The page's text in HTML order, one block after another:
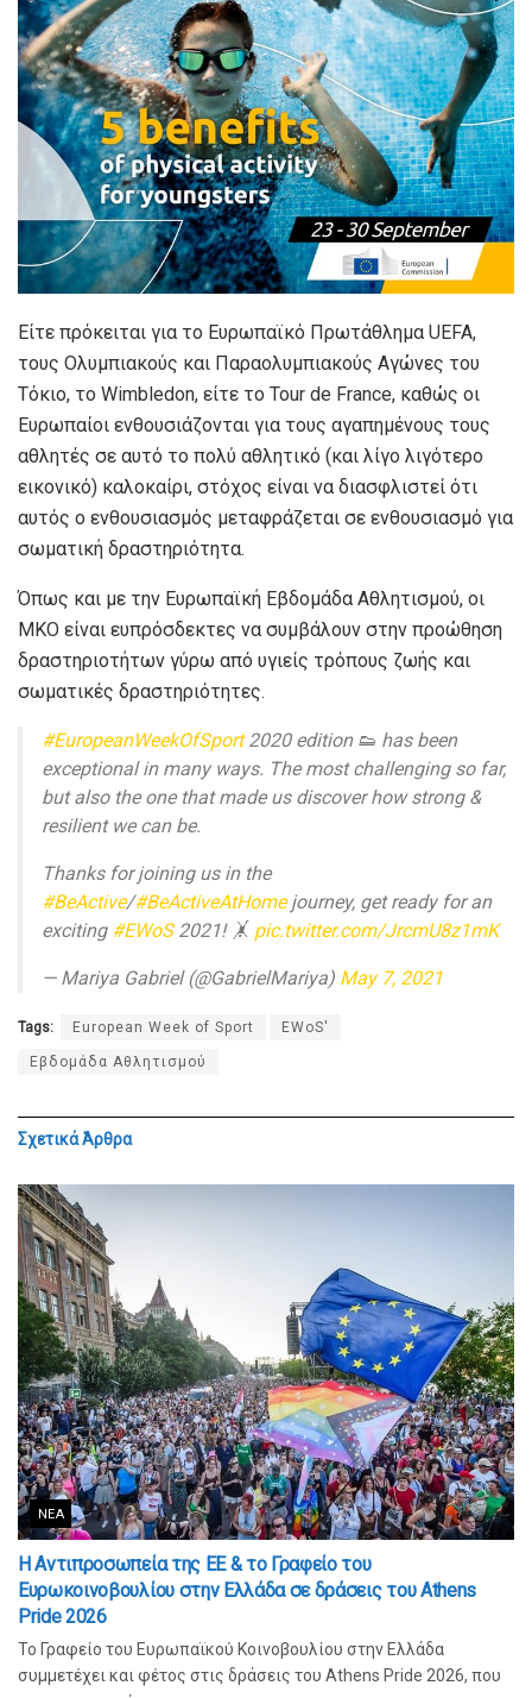
Είτε πρόκειται για το Ευρωπαϊκό Πρωτάθλημα UEFA,
τους Ολυμπιακούς και Παραολυμπιακούς Αγώνες του
Τόκιο, το Wimbledon, είτε το Tour de France, καθώς οι
Ευρωπαίοι ενθουσιάζονται για τους αγαπημένους τους
αθλητές σε αυτό το πολύ αθλητικό (και λίγο λιγότερο
εικονικό) καλοκαίρι, στόχος είναι να διασφλιστεί ότι
αυτός ο ενθουσιασμός μεταφράζεται σε ενθουσιασμό για
σωματική δραστηριότητα.
Όπως και με την Ευρωπαϊκή Εβδομάδα Αθλητισμού, οι
ΜΚΟ είναι ευπρόσδεκτες να συμβάλουν στην προώθηση
δραστηριοτήτων γύρω από υγιείς τρόπους ζωής και
σωματικές δραστηριότητες.
#EuropeanWeekOfSport2020 edition 👟 has been
exceptional in many ways. The most challenging so far,
but also the one that made us discover how strong &
resilient we can be.
Thanks for joining us in the
#BeActive/#BeActiveAtHomejourney, get ready for an
exciting #EWoS2021! 🤸 pic.twitter.com/JrcmU8z1mK
— Mariya Gabriel (@GabrielMariya) May 7, 2021
Tags: European Week of Sport EWoS'
Εβδομάδα Αθλητισμού
ΣχετικάΆρθρα
ΝΈΑ
Η Αντιπροσωπεία της ΕΕ & το Γραφείο του
Ευρωκοινοβουλίου στην Ελλάδα σε δράσεις του Athens
Pride 2026
Το Γραφείο του Ευρωπαϊκού Κοινοβουλίου στην Ελλάδα
συμμετέχει και φέτος στις δράσεις του Athens Pride 2026, που